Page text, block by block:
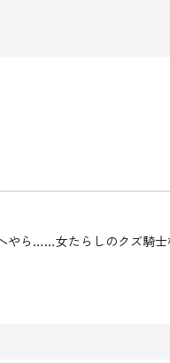
ら……女たらしのクズ騎士